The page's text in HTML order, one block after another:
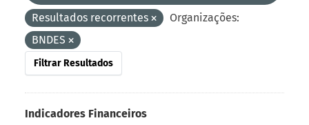
Resultados recorrentes
Organizações:
BNDES
Filtrar Resultados
Indicadores Financeiros